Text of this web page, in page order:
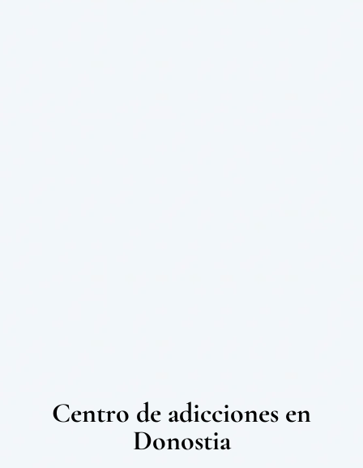
Centro de adicciones en
Donostia